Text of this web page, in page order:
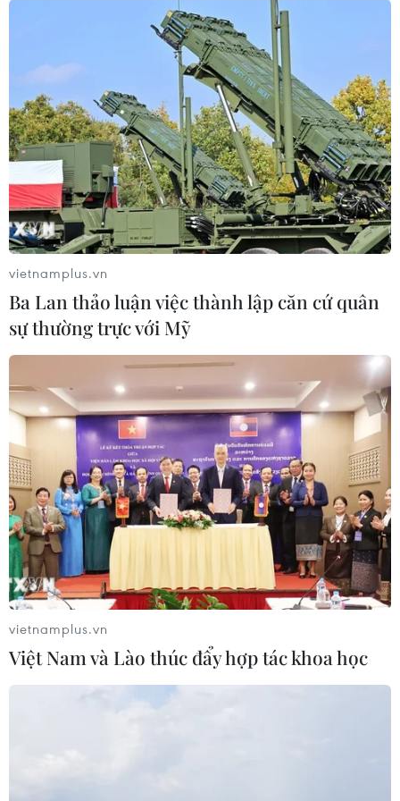
vietnamplus.vn
Ba Lan thảo luận việc thành lập căn cứ quân
sự thường trực với Mỹ
vietnamplus.vn
Việt Nam và Lào thúc đẩy hợp tác khoa học